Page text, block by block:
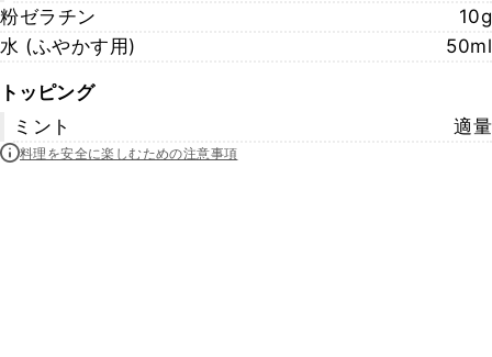
粉ゼラチン
10g
水 (ふやかす用)
50ml
トッピング
ミント
適量
料理を安全に楽しむための注意事項